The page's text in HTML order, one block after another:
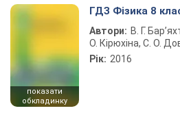
показати
обкладинку
ГДЗ Фізика 8
Автори: В. Г.
О. Кірюхіна, С. О.
Рік: 2016